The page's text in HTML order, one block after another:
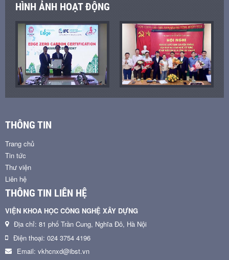
HÌNH ẢNH HOẠT ĐỘNG
THÔNG TIN
Trang chủ
Tin tức
Thư viện
Liên hệ
THÔNG TIN LIÊN HỆ
VIỆN KHOA HỌC CÔNG NGHỆ XÂY DỰNG
Địa chỉ: 81 phố Trần Cung, Nghĩa Đô, Hà Nội
Điện thoại: 024 3754 4196
Email: vkhcnxd@ibst.vn